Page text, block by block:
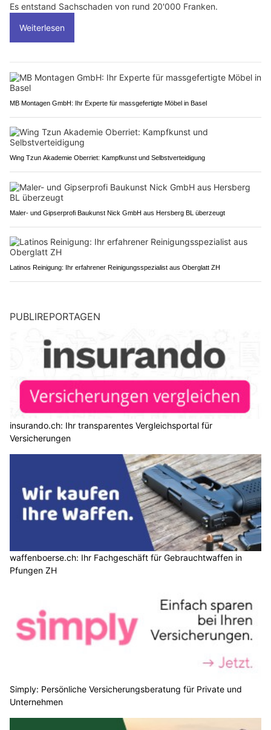
Es entstand Sachschaden von rund 20'000 Franken.
Weiterlesen
MB Montagen GmbH: Ihr Experte für massgefertigte Möbel in Basel
Wing Tzun Akademie Oberriet: Kampfkunst und Selbstverteidigung
Maler- und Gipserprofi Baukunst Nick GmbH aus Hersberg BL überzeugt
Latinos Reinigung: Ihr erfahrener Reinigungsspezialist aus Oberglatt ZH
PUBLIREPORTAGEN
insurando.ch: Ihr transparentes Vergleichsportal für
Versicherungen
waffenboerse.ch: Ihr Fachgeschäft für Gebrauchtwaffen in
Pfungen ZH
Simply: Persönliche Versicherungsberatung für Private und
Unternehmen